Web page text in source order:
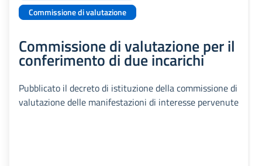
Commissione di valutazione
Commissione di valutazione per il
conferimento di due incarichi
Pubblicato il decreto di istituzione della commissione di
valutazione delle manifestazioni di interesse pervenute